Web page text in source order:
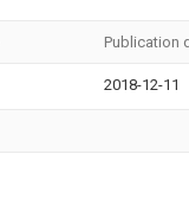
Publication
2018-12-11